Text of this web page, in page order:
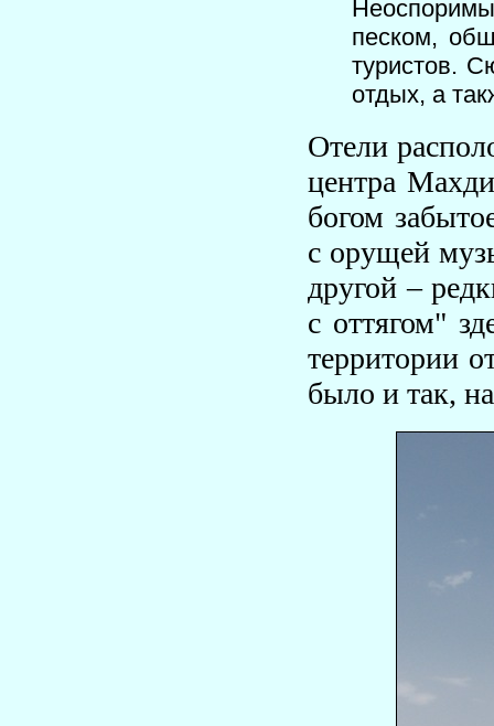
песком,
туристов.
отдых, а
Отели
центра
богом
с орущей
другой –
с оттягом"
территории
было и так,